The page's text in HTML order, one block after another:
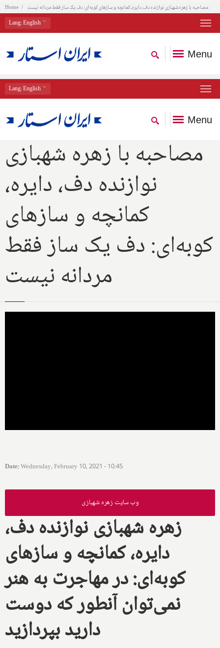
Home مصاحبه با زهره شهبازی نوازنده دف، دایره، کمانچه و سازهای کوبه‌ای: دف یک ساز فقط مردانه نیست
Lang: English
Menu
Lang: English
Menu
مصاحبه با زهره شهبازی
نوازنده دف، دایره،
کمانچه و سازهای
کوبه‌ای: دف یک ساز فقط
مردانه نیست
Date:Wednesday, February 10, 2021 - 10:45
وب سایت زهره شهبازی
زهره شهبازی نوازنده دف،
دایره، کمانچه و سازهای
کوبه‌ای: در مهاجرت به هنر
نمی‌توان آنطور که دوست
دارید بپردازید